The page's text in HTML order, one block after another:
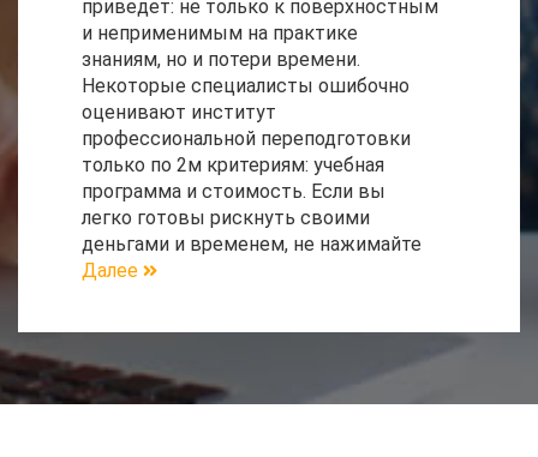
приведет: не только к поверхностным
и неприменимым на практике
знаниям, но и потери времени.
Некоторые специалисты ошибочно
оценивают институт
профессиональной переподготовки
только по 2м критериям: учебная
программа и стоимость. Если вы
легко готовы рискнуть своими
деньгами и временем, не нажимайте
Далее